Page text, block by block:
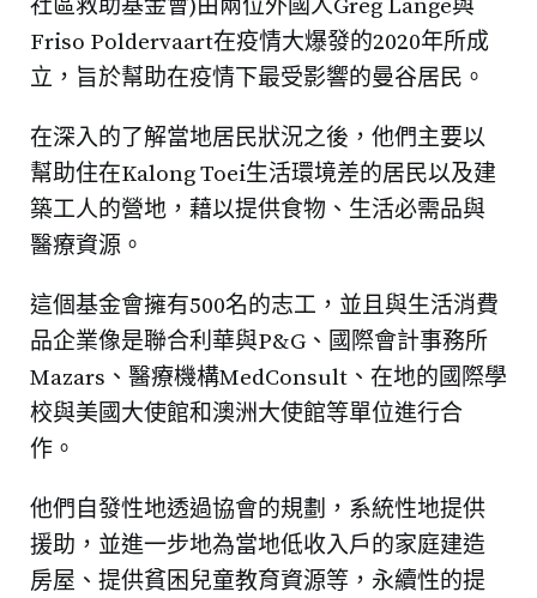
社區救助基金會)由兩位外國人Greg Lange與
Friso Poldervaart在疫情大爆發的2020年所成
立，旨於幫助在疫情下最受影響的曼谷居民。
在深入的了解當地居民狀況之後，他們主要以
幫助住在Kalong Toei生活環境差的居民以及建
築工人的營地，藉以提供食物、生活必需品與
醫療資源。
這個基金會擁有500名的志工，並且與生活消費
品企業像是聯合利華與P&G、國際會計事務所
Mazars、醫療機構MedConsult、在地的國際學
校與美國大使館和澳洲大使館等單位進行合
作。
他們自發性地透過協會的規劃，系統性地提供
援助，並進一步地為當地低收入戶的家庭建造
房屋、提供貧困兒童教育資源等，永續性的提